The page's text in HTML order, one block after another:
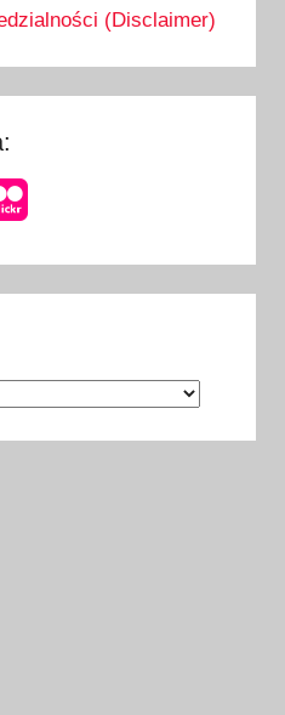
(Disclaimer)